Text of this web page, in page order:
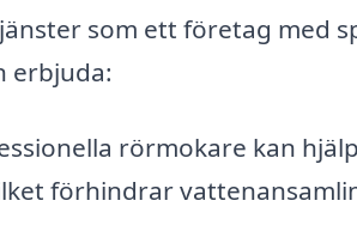
som ett företag med
erbjuda:
rörmokare kan
förhindrar